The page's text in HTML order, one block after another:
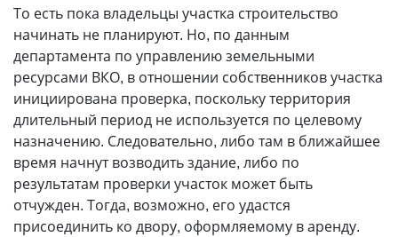
То есть пока владельцы участка строительство
начинать не планируют. Но, по данным
департамента по управлению земельными
ресурсами ВКО, в отношении собственников участка
инициирована проверка, поскольку территория
длительный период не используется по целевому
назначению. Следовательно, либо там в ближайшее
время начнут возводить здание, либо по
результатам проверки участок может быть
отчужден. Тогда, возможно, его удастся
присоединить ко двору, оформляемому в аренду.